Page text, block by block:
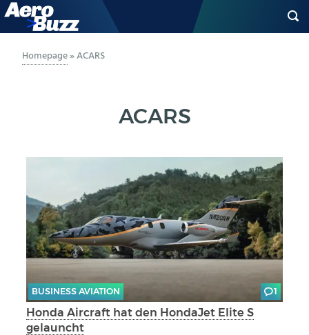
GENERAL AVIATION
MILITÄR
INDUSTRIE
HELIKOPTER
BERUFE
AERO-KULTUR
Homepage»ACARS
ACARS
BUSINESS AVIATION 1
Honda Aircraft hat den HondaJet Elite S
gelauncht